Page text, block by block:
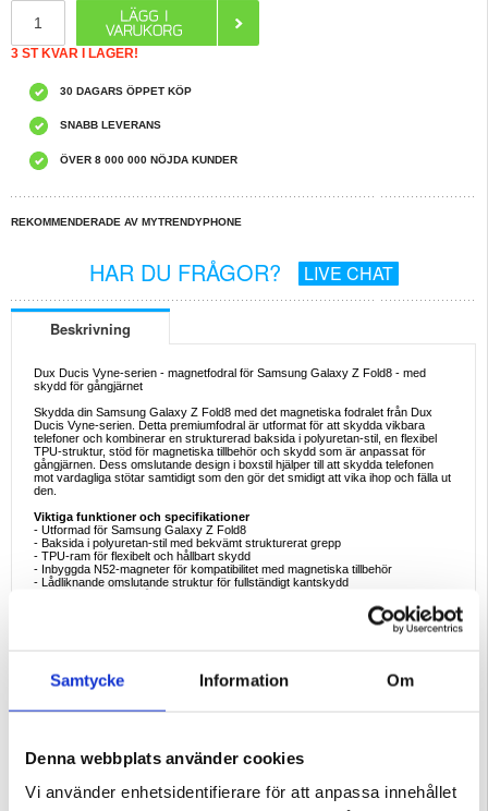
Samtycke Information Om
Denna webbplats använder cookies
Vi använder enhetsidentifierare för att anpassa innehållet
3 ST KVAR I LAGER!
30 DAGARS ÖPPET KÖP
SNABB LEVERANS
ÖVER 8 000 000 NÖJDA KUNDER
REKOMMENDERADE AV MYTRENDYPHONE
HAR DU FRÅGOR? LIVE CHAT
Beskrivning
Dux Ducis Vyne-serien - magnetfodral för Samsung Galaxy Z Fold8 - med
skydd för gångjärnet
Skydda din Samsung Galaxy Z Fold8 med det magnetiska fodralet från Dux
Ducis Vyne-serien. Detta premiumfodral är utformat för att skydda vikbara
telefoner och kombinerar en strukturerad baksida i polyuretan-stil, en flexibel
TPU-struktur, stöd för magnetiska tillbehör och skydd som är anpassat för
gångjärnen. Dess omslutande design i boxstil hjälper till att skydda telefonen
mot vardagliga stötar samtidigt som den gör det smidigt att vika ihop och fälla ut
den.
Viktiga funktioner och specifikationer
- Utformad för Samsung Galaxy Z Fold8
- Baksida i polyuretan-stil med bekvämt strukturerat grepp
- TPU-ram för flexibelt och hållbart skydd
- Inbyggda N52-magneter för kompatibilitet med magnetiska tillbehör
- Lådliknande omslutande struktur för fullständigt kantskydd
- Förstärkta hörn och kanter hjälper till att absorbera vardagliga stötar
- Lämplig för affärsresor, pendling och vardagsbruk
- Skydda din hopfällbara telefon under den dagliga pendlingen
- Behåll ett professionellt utseende för arbete och affärsändamål
- Minska risker för repor och stötar när du lägger den på skrivbordet eller är på